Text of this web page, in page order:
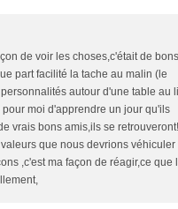
de voir les choses,c'était de bons
part facilité la tache au malin (le
autour d'une table au
moi d'apprendre un jour qu'ils
vrais bons amis,ils se
que nous devrions véhiculer
,c'est ma façon de réagir,ce que